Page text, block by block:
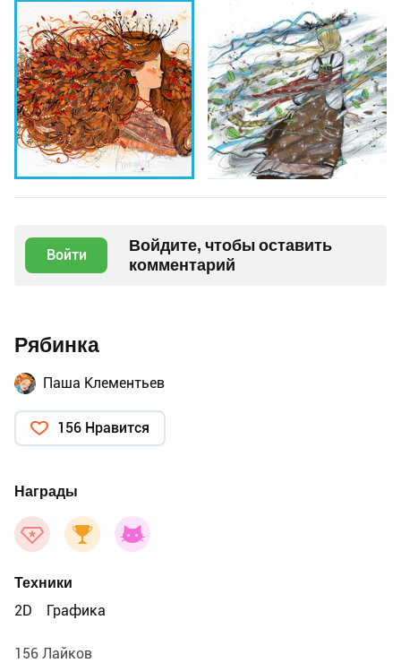
Войти
Войдите, чтобы оставить
комментарий
Рябинка
Паша Клементьев
156 Нравится
Награды
Техники
2D
Графика
156 Лайков